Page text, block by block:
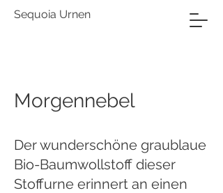
Sequoia Urnen
Morgennebel
Der wunderschöne graublaue
Bio-Baumwollstoff dieser
Stoffurne erinnert an einen